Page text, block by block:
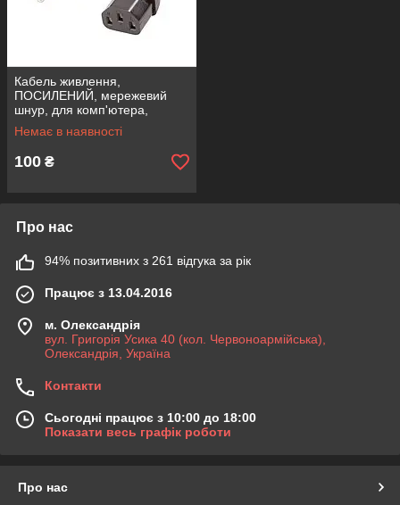
Кабель живлення,
ПОСИЛЕНИЙ, мережевий
шнур, для комп'ютера,
монітора 220V
Немає в наявності
100 ₴
Про нас
94% позитивних з 261 відгука за рік
Працює з 13.04.2016
м. Олександрія
вул. Григорія Усика 40 (кол. Червоноармійська),
Олександрія, Україна
Контакти
Сьогодні працює з 10:00 до 18:00
Показати весь графік роботи
Про нас